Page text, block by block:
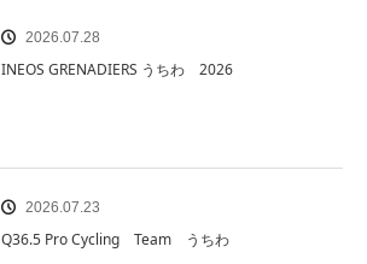
2026.07.28
INEOS GRENADIERS うちわ 2026
2026.07.23
Q36.5 Pro Cycling Team うちわ